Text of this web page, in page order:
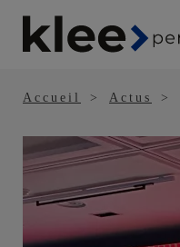
contenu
principal
Accueil Actus